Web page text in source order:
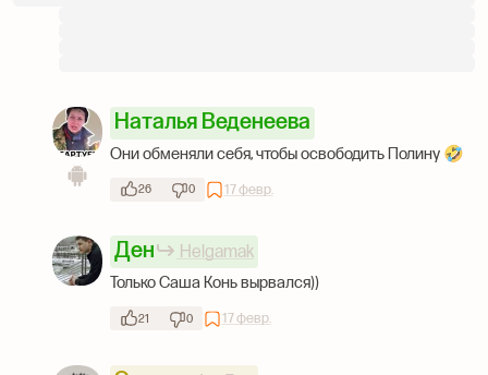
Наталья Веденеева
Они обменяли себя, чтобы освободить Полину 🤣
26 0 17 февр.
Ден
Helgamak
Только Саша Конь вырвался))
21 0 17 февр.